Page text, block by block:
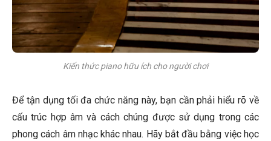
Kiến thức piano hữu ích cho người chơi
Để tận dụng tối đa chức năng này, bạn cần phải hiểu rõ về
cấu trúc hợp âm và cách chúng được sử dụng trong các
phong cách âm nhạc khác nhau. Hãy bắt đầu bằng việc học